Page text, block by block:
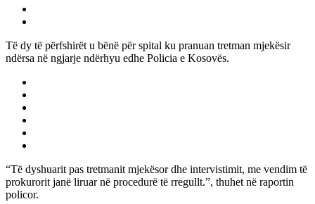
Të dy të përfshirët u bënë për spital ku pranuan tretman mjekësir
ndërsa në ngjarje ndërhyu edhe Policia e Kosovës.
“Të dyshuarit pas tretmanit mjekësor dhe intervistimit, me vendim të
prokurorit janë liruar në procedurë të rregullt.”, thuhet në raportin
policor.